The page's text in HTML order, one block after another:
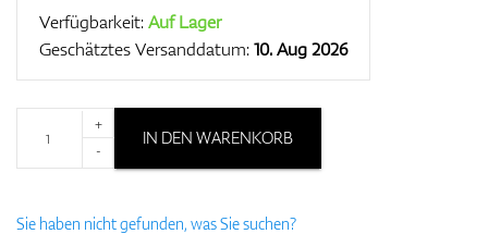
Verfügbarkeit:Auf Lager
Geschätztes Versanddatum:10. Aug 2026
+
-
IN DEN WARENKORB
Sie haben nicht gefunden, was Sie suchen?